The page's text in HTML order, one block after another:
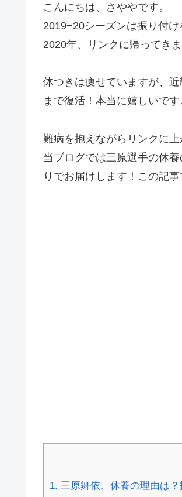
こんにちは、さややです。
2019−20シーズンは振り付
2020年、リンクに帰ってきま
体つきは痩せていますが、
まで復活！本当に嬉しいです
難病を抱えながらリンクに上
当ブログでは三原選手の休
りでお届けします！この記
1. 三原舞依、休養の理由は